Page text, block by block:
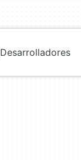
Desarrolladores